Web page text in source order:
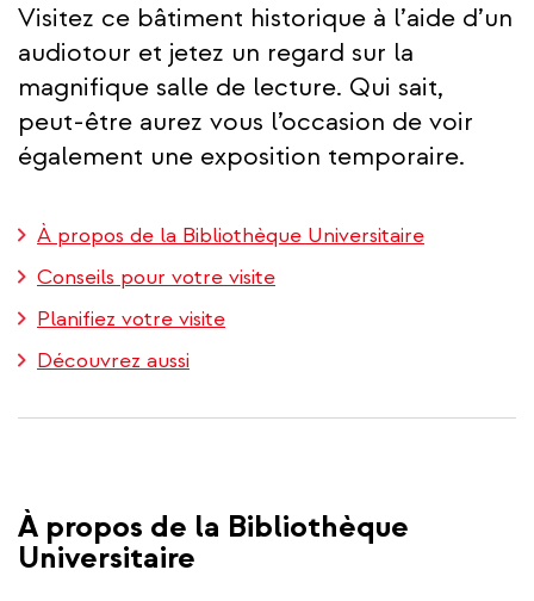
Visitez ce bâtiment historique à l’aide d’un
audiotour et jetez un regard sur la
magnifique salle de lecture. Qui sait,
peut-être aurez vous l’occasion de voir
également une exposition temporaire.
À propos de la Bibliothèque Universitaire
Conseils pour votre visite
Planifiez votre visite
Découvrez aussi
À propos de la Bibliothèque
Universitaire